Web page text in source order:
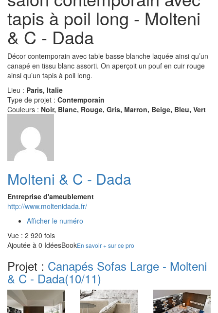
tapis à poil long - Molteni
& C - Dada
Décor contemporain avec table basse blanche laquée ainsi qu’un
canapé en tissu blanc assorti. On aperçoit un pouf en cuir rouge
ainsi qu’un tapis à poil long.
Lieu : Paris, Italie
Type de projet : Contemporain
Couleurs : Noir, Blanc, Rouge, Gris, Marron, Beige, Bleu, Vert
Molteni & C - Dada
Entreprise d'ameublement
http://www.moltenidada.fr/
Afficher le numéro
Vue : 2 920 fois
Ajoutée à 0 IdéesBookEn savoir + sur ce pro
Projet : Canapés Sofas Large - Molteni
& C - Dada(10/11)